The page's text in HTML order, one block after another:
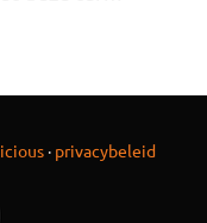
· privacybeleid